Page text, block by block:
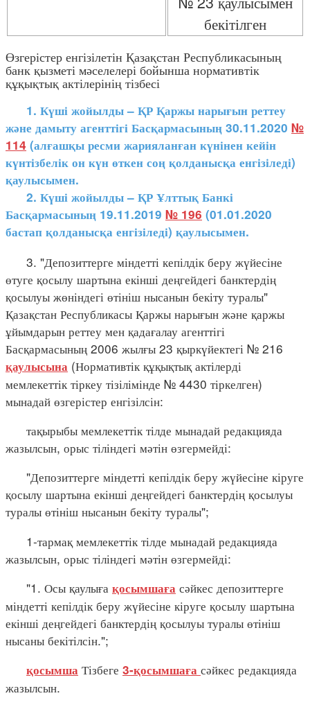
бекітілген
Өзгерістер енгізілетін Қазақстан Республикасының
банк қызметі мәселелері бойынша нормативтік
құқықтық актілерінің тізбесі
1. Күші жойылды – ҚР Қаржы нарығын реттеу
және дамыту агенттігі Басқармасының 30.11.2020 №
114 (алғашқы ресми жарияланған күнінен кейін
күнтізбелік он күн өткен соң қолданысқа енгізіледі)
қаулысымен.
2. Күші жойылды – ҚР Ұлттық Банкі
Басқармасының 19.11.2019 № 196 (01.01.2020
бастап қолданысқа енгізіледі) қаулысымен.
3. "Депозиттерге міндетті кепілдік беру жүйесіне
өтуге қосылу шартына екінші деңгейдегі банктердің
қосылуы жөніндегі өтініш нысанын бекіту туралы"
Қазақстан Республикасы Қаржы нарығын және қаржы
ұйымдарын реттеу мен қадағалау агенттігі
Басқармасының 2006 жылғы 23 қыркүйектегі № 216
қаулысына (Нормативтік құқықтық актілерді
мемлекеттік тіркеу тізілімінде № 4430 тіркелген)
мынадай өзгерістер енгізілсін:
тақырыбы мемлекеттік тілде мынадай редакцияда
жазылсын, орыс тіліндегі мәтін өзгермейді:
"Депозиттерге міндетті кепілдік беру жүйесіне кіруге
қосылу шартына екінші деңгейдегі банктердің қосылуы
туралы өтініш нысанын бекіту туралы";
1-тармақ мемлекеттік тілде мынадай редакцияда
жазылсын, орыс тіліндегі мәтін өзгермейді:
"1. Осы қаулыға қосымшаға сәйкес депозиттерге
міндетті кепілдік беру жүйесіне кіруге қосылу шартына
екінші деңгейдегі банктердің қосылуы туралы өтініш
нысаны бекітілсін.";
қосымша Тізбеге 3-қосымшаға сәйкес редакцияда
жазылсын.